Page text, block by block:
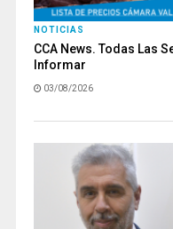
NOTICIAS
CCA News. Todas Las
Informar
03/08/2026